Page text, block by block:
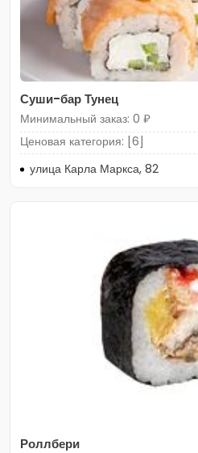
Суши-бар Тунец
Минимальный заказ: 0 ₽
Ценовая категория: [6]
улица Карла Маркса, 82
Роллбери